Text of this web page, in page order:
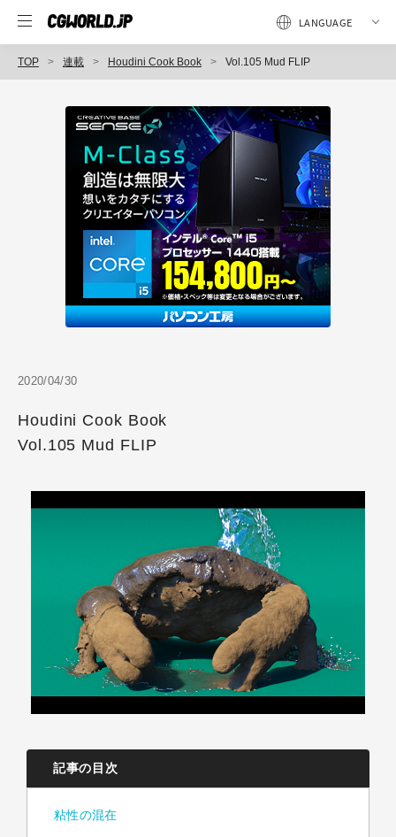
TOP 連載 Houdini Cook Book Vol.105 Mud FLIP
2020/04/30
Houdini Cook Book
Vol.105 Mud FLIP
記事の目次
粘性の混在